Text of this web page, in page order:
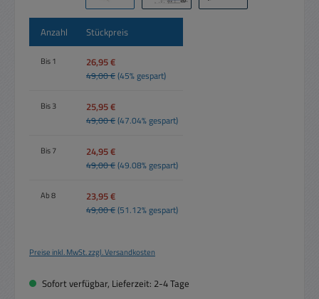
Anzahl Stückpreis
Bis1 26,95 €
49,00 €(45% gespart)
Bis3 25,95 €
49,00 €(47.04% gespart)
Bis7 24,95 €
49,00 €(49.08% gespart)
Ab8 23,95 €
49,00 €(51.12% gespart)
Preise inkl. MwSt. zzgl. Versandkosten
Sofort verfügbar, Lieferzeit: 2-4 Tage